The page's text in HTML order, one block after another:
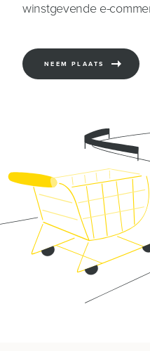
winstgevende e-
NEEM PLAATS